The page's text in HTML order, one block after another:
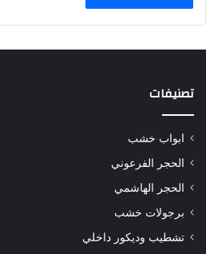
تصنيفات
ابواب خشب
الحجر الفرعوني
الحجر الهاشمي
برجولات خشب
تشطيب وديكور داخلي